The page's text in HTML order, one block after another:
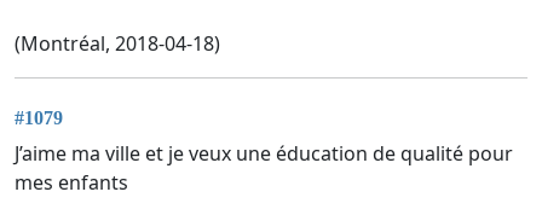
(Montréal, 2018-04-18)
#1079
J’aime ma ville et je veux une éducation de qualité pour
mes enfants